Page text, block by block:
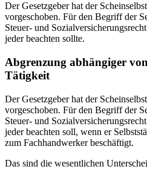
Der Gesetzgeber hat der
vorgeschoben. Für den Begriff der
Steuer- und
jeder beachten sollte.
Abgrenzung abhängiger
Tätigkeit
Der Gesetzgeber hat der
vorgeschoben. Für den Begriff der
Steuer- und
jeder beachten soll, wenn er
zum Fachhandwerker beschäftigt.
Das sind die wesentlichen